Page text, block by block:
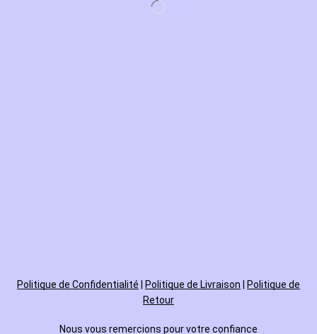
Politique de Confidentialité Politique de Livraison
Politique de
Retour
Nous vous remercions pour votre confiance